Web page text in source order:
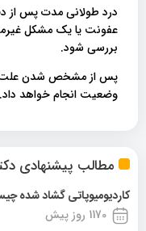
مطالب پیشنهادی
کاردیومیوپاتی گشاد شده
1170 روز پیش
درد طولانی مدت پس از
عفونت یا یک مشکل
بررسی شود.
پس از مشخص شدن علت،
وضعیت انجام خواهد داد.